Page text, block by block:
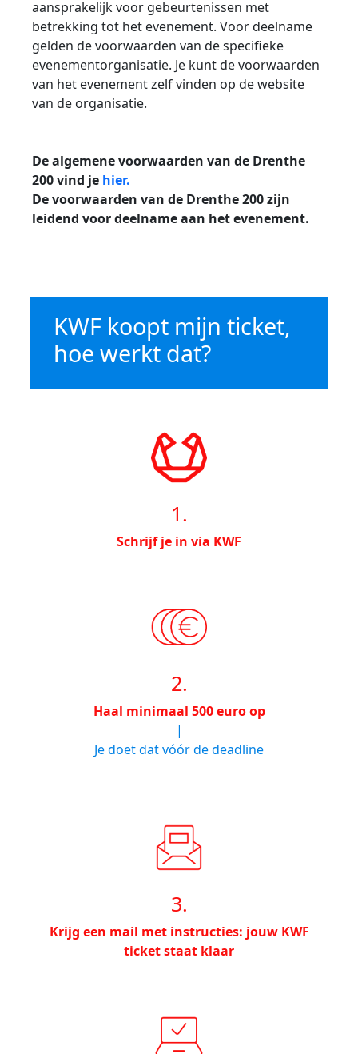
aansprakelijk voor gebeurtenissen met
betrekking tot het evenement. Voor deelname
gelden de voorwaarden van de specifieke
evenementorganisatie. Je kunt de voorwaarden
van het evenement zelf vinden op de website
van de organisatie.
De algemene voorwaarden van de Drenthe
200 vind je hier.
De voorwaarden van de Drenthe 200 zijn
leidend voor deelname aan het evenement.
KWF koopt mijn ticket,
hoe werkt dat?
1.
Schrijf je in via KWF
2.
Haal minimaal 500 euro op
|
Je doet dat vóór de deadline
3.
Krijg een mail met instructies: jouw KWF
ticket staat klaar